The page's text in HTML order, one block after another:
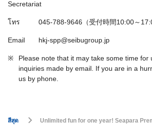
Secretariat
โทร 045-788-9646（受付時間10:00～
Email hkj-spp@seibugroup.jp
※
Please note that it may take some time for
inquiries made by email. If you are in a
us by phone.
สีสุด Unlimited fun for one year! Seapara